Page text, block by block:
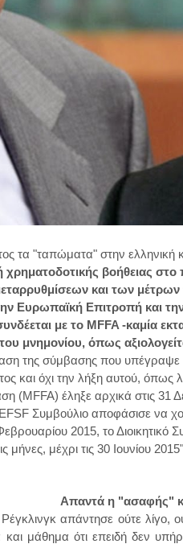
τα "ταπώματα" στην ελληνική
βοήθειας στο
και των μέτρων
Ευρωπαϊκή Επιτροπή και
με το MFFA -καμία
μνημονίου, όπως
της σύμβασης που
και όχι την λήξη αυτού, όπως
(MFFA) έληξε αρχικά στις 31
EFSF Συμβούλιο αποφάσισε να
2015, το Διοικητικό
μήνες, μέχρι τις 30 Ιουνίου
Απαντά η "ασαφής"
απάντησε ούτε λίγο,
και μάθημα ότι επειδή δεν